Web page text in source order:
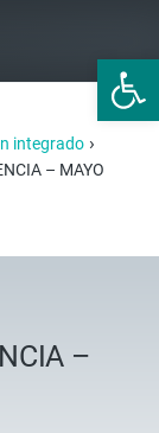
Abrir
integrado ›
– MAYO
–